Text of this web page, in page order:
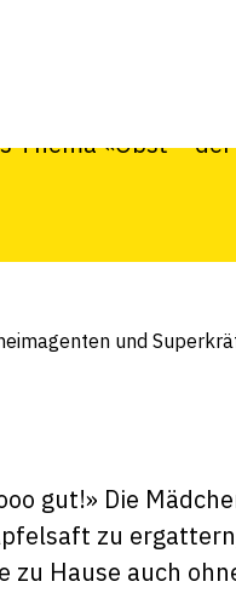
700
Thema «Obst –
und
gut!» Die
zu
zu Hause auch